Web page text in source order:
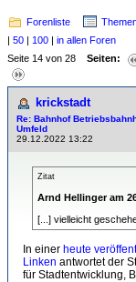
Forenliste
| 50 | 100 | in allen Foren
Seite 14 von 28 Seiten:
krickstadt
Re: Bahnhof
Umfeld
29.12.2022 13:22
Zitat
Arnd Hellinger am
[...] vielleicht
In einer heute
Linken antwortet der
für Stadtentwicklung,